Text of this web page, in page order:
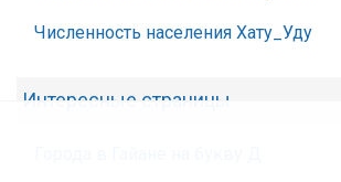
Численность населения Хату_Уду
Интересные страницы